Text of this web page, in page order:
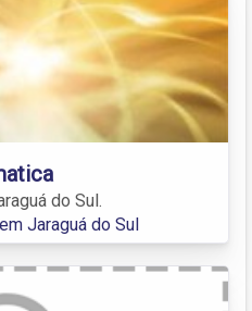
do Sul.
Jaraguá do Sul